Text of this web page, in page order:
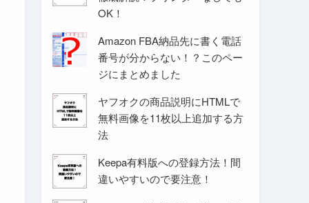
OK！
Amazon FBA納品先に書く電話
番号が分からない！？このペー
ジにまとめました
ヤフオクの商品説明にHTMLで
無料画像を11枚以上追加する方
法
Keepa有料版への登録方法！間
違いやすいので要注意！